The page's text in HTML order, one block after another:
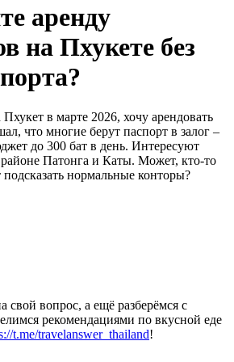
аренду
на Пхукете без
в марте 2026, хочу арендовать
что многие берут паспорт в залог –
до 300 бат в день. Интересуют
Патонга и Каты. Может, кто-то
нормальные конторы?
свой вопрос, а ещё разберёмся с
рекомендациями по вкусной еде
t.me/travelanswer_thailand!